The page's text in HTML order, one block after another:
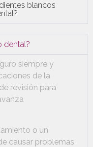
blancos
dental?
siempre y
de la
revisión para
o un
causar problemas